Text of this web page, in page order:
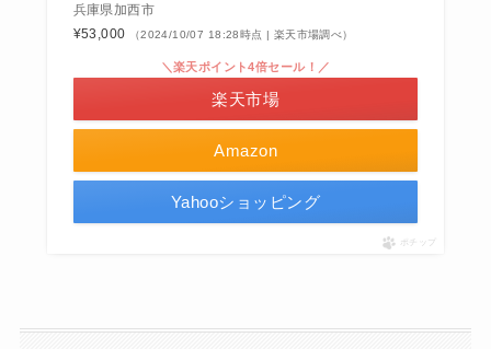
兵庫県加西市
¥53,000
（2024/10/07 18:28時点 | 楽天市場調べ）
Amazon
＼楽天ポイント4倍セール！／
楽天市場
Yahooショッピング
ポチップ